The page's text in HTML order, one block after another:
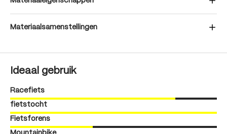
Materiaalsamenstellingen
Ideaal gebruik
Racefiets
fietstocht
Fietsforens